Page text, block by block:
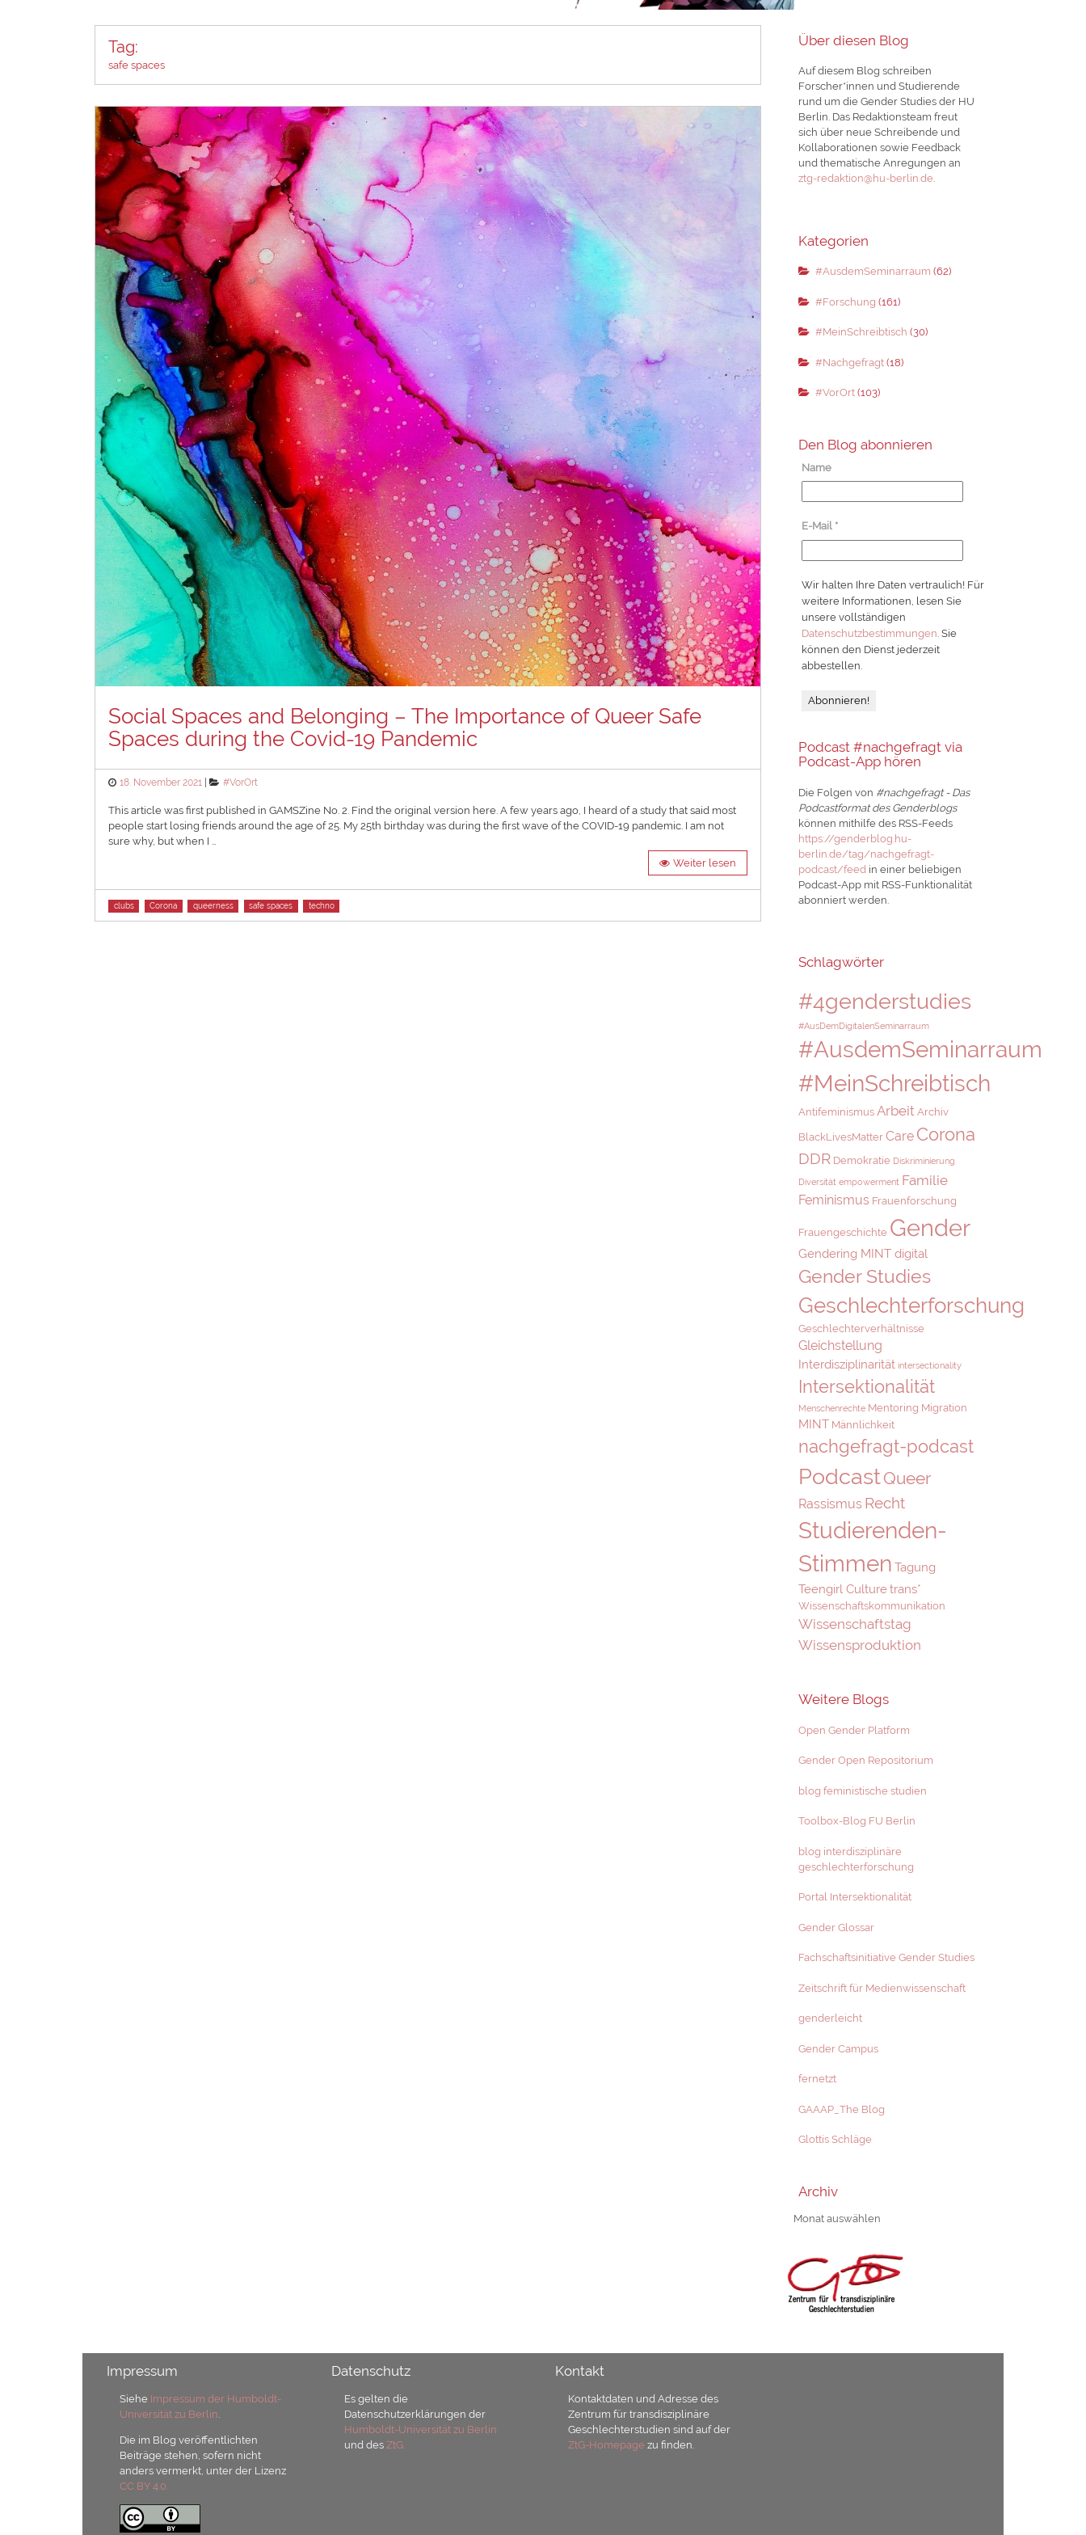
Tag:
safe spaces
Social Spaces and Belonging – The Importance of Queer Safe
Spaces during the Covid-19 Pandemic
Posted
18. November 2021 Categories
#VorOrt
This article was first published in GAMSZine No. 2. Find the original version here. A few years ago, I heard of a study that said most
people start losing friends around the age of 25. My 25th birthday was during the first wave of the COVID-19 pandemic. I am not
sure why, but when I …
Weiter lesen
Tags
clubs Corona queerness safe spaces techno
Über diesen Blog
Auf diesem Blog schreiben
Forscher*innen und Studierende
rund um die Gender Studies der HU
Berlin. Das Redaktionsteam freut
sich über neue Schreibende und
Kollaborationen sowie Feedback
und thematische Anregungen an
ztg-redaktion@hu-berlin.de.
Kategorien
#AusdemSeminarraum (62)
#Forschung (161)
#MeinSchreibtisch (30)
#Nachgefragt(18)
#VorOrt(103)
Den Blog abonnieren
Name
E-Mail *
Wir halten Ihre Daten vertraulich! Für
weitere Informationen, lesen Sie
unsere vollständigen
Datenschutzbestimmungen . Sie
können den Dienst jederzeit
abbestellen.
Podcast #nachgefragt via
Podcast-App hören
Die Folgen von #nachgefragt - Das
Podcastformat des Genderblogs
können mithilfe des RSS-Feeds
https://genderblog.hu-
berlin.de/tag/nachgefragt-
podcast/feed in einer beliebigen
Podcast-App mit RSS-Funktionalität
abonniert werden.
Schlagwörter
#4genderstudies
#AusDemDigitalenSeminarraum
#AusdemSeminarraum
#MeinSchreibtisch
Antifeminismus Arbeit Archiv
BlackLivesMatter Care Corona
DDR Demokratie Diskriminierung
Diversität empowerment Familie
Feminismus Frauenforschung
Frauengeschichte Gender
Gendering MINT digital
Gender Studies
Geschlechterforschung
Geschlechterverhältnisse
Gleichstellung
Interdisziplinarität intersectionality
Intersektionalität
Menschenrechte Mentoring Migration
MINT Männlichkeit
nachgefragt-podcast
PodcastQueer
Rassismus Recht
Studierenden-
Stimmen Tagung
Teengirl Culturetrans*
Wissenschaftskommunikation
Wissenschaftstag
Wissensproduktion
Weitere Blogs
Open Gender Platform
Gender Open Repositorium
blog feministische studien
Toolbox-Blog FU Berlin
blog interdisziplinäre
geschlechterforschung
Portal Intersektionalität
Gender Glossar
Fachschaftsinitiative Gender Studies
Zeitschrift für Medienwissenschaft
genderleicht
Gender Campus
fernetzt
GAAAP_The Blog
Glottis Schläge
Archiv
Archiv
Impressum
Siehe Impressum der Humboldt-
Universität zu Berlin
Die im Blog veröffentlichten
Beiträge stehen, sofern nicht
anders vermerkt, unter der Lizenz
CC BY 4.0.
Datenschutz
Es gelten die
Datenschutzerklärungen der
Humboldt-Universität zu Berlin
und des ZtG.
Kontakt
Kontaktdaten und Adresse des
Zentrum für transdisziplinäre
Geschlechterstudien sind auf der
ZtG-Homepagezu finden.